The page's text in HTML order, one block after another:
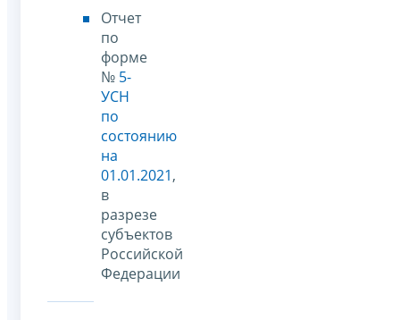
Отчет
по
форме
№ 5-
УСН
по
состоянию
на
01.01.2021,
в
разрезе
субъектов
Российской
Федерации